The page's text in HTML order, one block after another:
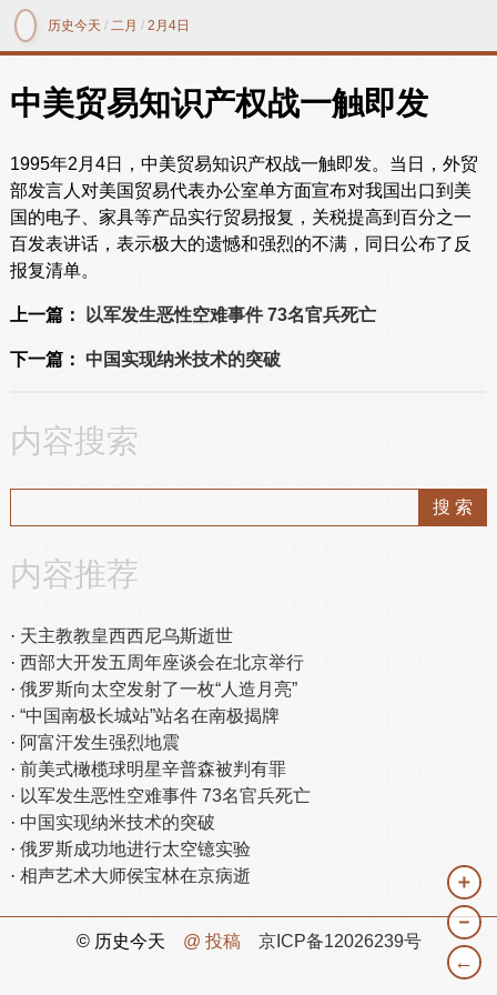
历史今天 /二月 /2月4日
中美贸易知识产权战一触即发
1995年2月4日，中美贸易知识产权战一触即发。当日，外贸
部发言人对美国贸易代表办公室单方面宣布对我国出口到美
国的电子、家具等产品实行贸易报复，关税提高到百分之一
百发表讲话，表示极大的遗憾和强烈的不满，同日公布了反
报复清单。
上一篇： 以军发生恶性空难事件 73名官兵死亡
下一篇： 中国实现纳米技术的突破
内容搜索
内容推荐
天主教教皇西西尼乌斯逝世
西部大开发五周年座谈会在北京举行
俄罗斯向太空发射了一枚“人造月亮”
“中国南极长城站”站名在南极揭牌
阿富汗发生强烈地震
前美式橄榄球明星辛普森被判有罪
以军发生恶性空难事件 73名官兵死亡
中国实现纳米技术的突破
俄罗斯成功地进行太空镱实验
相声艺术大师侯宝林在京病逝
＋
－
←
© 历史今天 @ 投稿 京ICP备12026239号